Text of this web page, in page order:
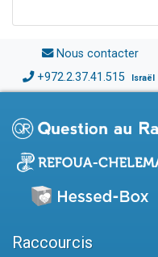
Nous contacter
+972.2.37.41.515 Israël
Raccourcis